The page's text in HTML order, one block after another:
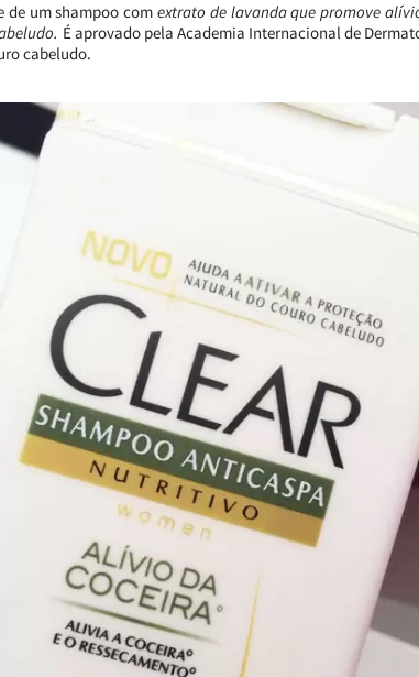
de um shampoo comextrato de lavanda que promove
É aprovado pela Academia Internacional de
cabeludo.